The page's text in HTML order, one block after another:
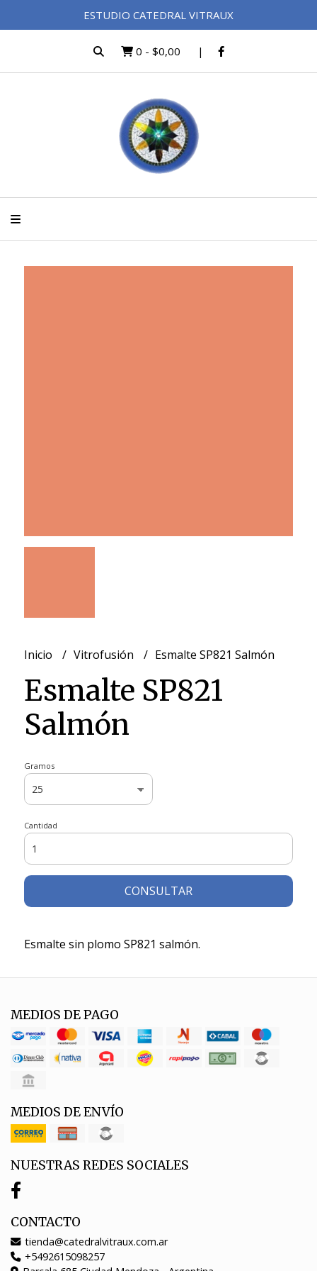
ESTUDIO CATEDRAL VITRAUX
0 - $0,00
Inicio Vitrofusión Esmalte SP821 Salmón
Esmalte SP821
Salmón
Gramos
Cantidad
CONSULTAR
Esmalte sin plomo SP821 salmón.
MEDIOS DE PAGO
MEDIOS DE ENVÍO
NUESTRAS REDES SOCIALES
CONTACTO
tienda@catedralvitraux.com.ar
+5492615098257